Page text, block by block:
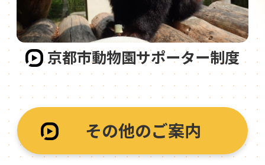
京都市動物園サポーター制度
その他のご案内